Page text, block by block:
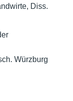
Diss.
Würzburg